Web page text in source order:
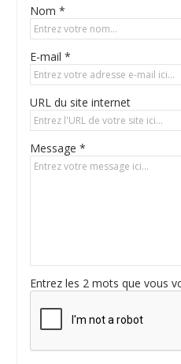
Nom *
E-mail *
URL du site internet
Message *
Entrez les 2 mots que vous